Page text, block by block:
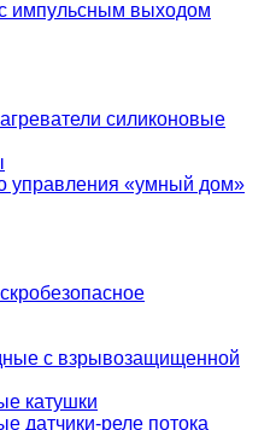
импульсным выходом
силиконовые
управления «умный дом»
с взрывозащищенной
катушки
датчики-реле потока